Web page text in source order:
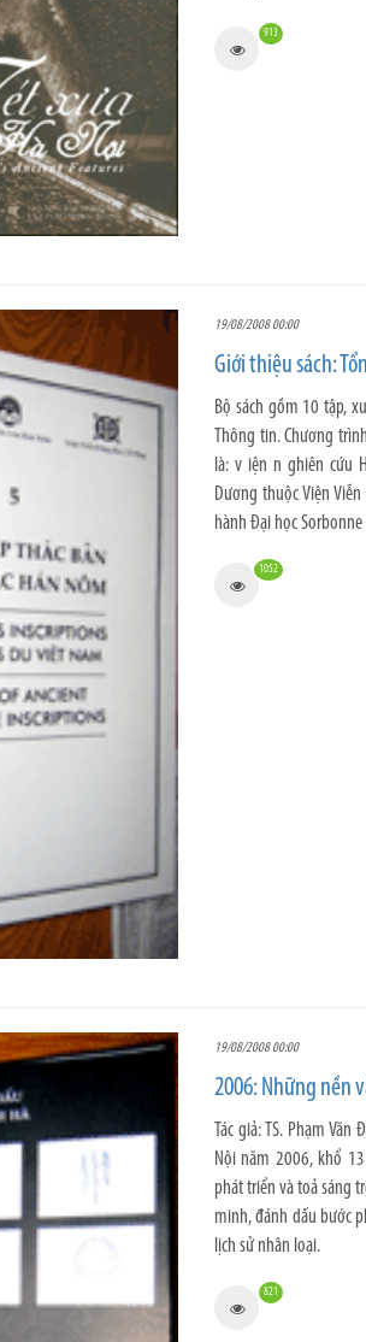
913
19/08/2008 00:00
Giới thiệu sách:
Bộ sách gồm 10 tập,
Thông tin. Chương
là: v iện n ghiên cứu
Dương thuộc Viện
hành Đại học
1052
19/08/2008 00:00
2006: Những nền
Tác giả: TS. Phạm Văn
Nội năm 2006, khổ
phát triển và toả sáng
minh, đánh dấu bước
lịch sử nhân loại.
821